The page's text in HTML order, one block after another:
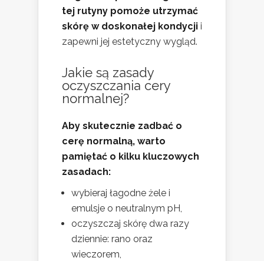
tej rutyny pomoże utrzymać
skórę w doskonałej kondycji i
zapewni jej estetyczny wygląd.
Jakie są zasady
oczyszczania cery
normalnej?
Aby skutecznie zadbać o
cerę normalną, warto
pamiętać o kilku kluczowych
zasadach:
wybieraj łagodne żele i
emulsje o neutralnym pH,
oczyszczaj skórę dwa razy
dziennie: rano oraz
wieczorem,